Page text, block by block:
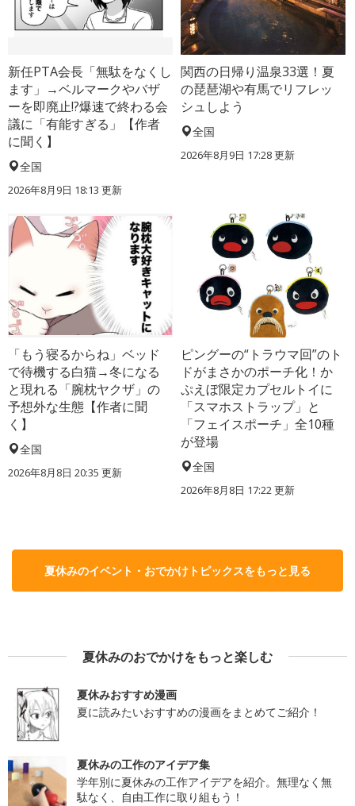
新任PTA会長「無駄をなくし
ます」→ベルマークやバザ
ーを即廃止!?爆速で終わる会
議に「有能すぎる」【作者
に聞く】
全国
2026年8月9日 18:13 更新
関西の日帰り温泉33選！夏
の琵琶湖や有馬でリフレッ
シュしよう
全国
2026年8月9日 17:28更新
「もう寝るからね」ベッド
で待機する白猫→冬になる
と現れる「腕枕ヤクザ」の
予想外な生態【作者に聞
く】
全国
2026年8月8日 20:35 更新
ピングーの“トラウマ回”のト
ドがまさかのポーチ化！か
ぷえぼ限定カプセルトイに
「スマホストラップ」と
「フェイスポーチ」全10種
が登場
全国
2026年8月8日 17:22更新
夏休みのイベント・おでかけトピックスをもっと見る
夏休みのおでかけをもっと楽しむ
夏休みおすすめ漫画
夏に読みたいおすすめの漫画をまとめてご紹介！
夏休みの工作のアイデア集
学年別に夏休みの工作アイデアを紹介。無理なく無
駄なく、自由工作に取り組もう！